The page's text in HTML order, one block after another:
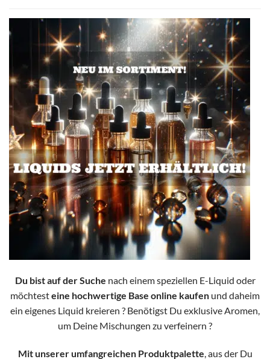
Du bist auf der Suche nach einem speziellen E-Liquid oder
möchtesteine hochwertige Base online kaufen und daheim
ein eigenes Liquid kreieren ? Benötigst Du exklusive Aromen,
um Deine Mischungen zu verfeinern ?
Mit unserer umfangreichen Produktpalette , aus der Du